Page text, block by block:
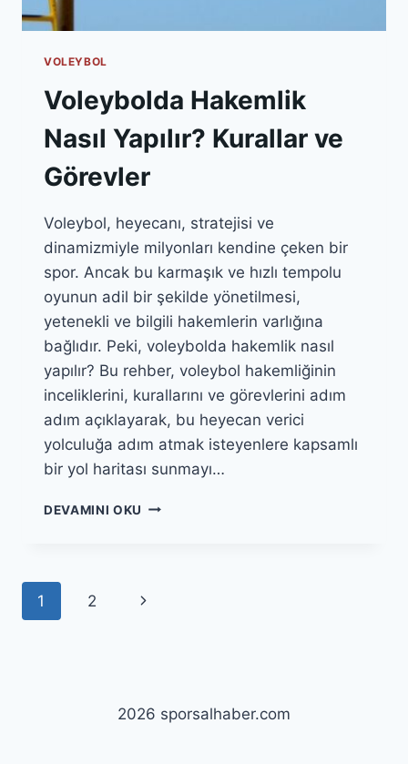
VOLEYBOL
Voleybolda Hakemlik
Nasıl Yapılır? Kurallar ve
Görevler
Voleybol, heyecanı, stratejisi ve
dinamizmiyle milyonları kendine çeken bir
spor. Ancak bu karmaşık ve hızlı tempolu
oyunun adil bir şekilde yönetilmesi,
yetenekli ve bilgili hakemlerin varlığına
bağlıdır. Peki, voleybolda hakemlik nasıl
yapılır? Bu rehber, voleybol hakemliğinin
inceliklerini, kurallarını ve görevlerini adım
adım açıklayarak, bu heyecan verici
yolculuğa adım atmak isteyenlere kapsamlı
bir yol haritası sunmayı…
DEVAMINI OKU VOLEYBOLDA
VE
Page
1 2
Next
2026 sporsalhaber.com